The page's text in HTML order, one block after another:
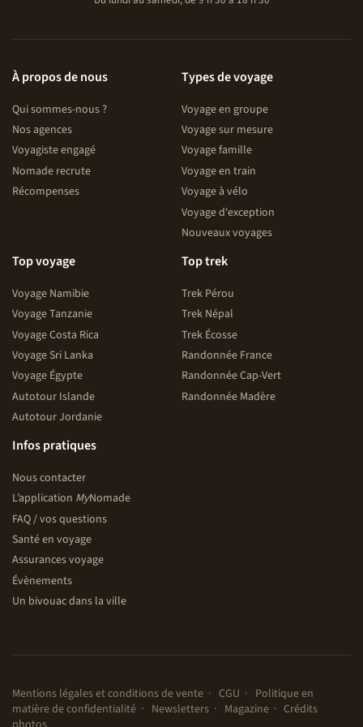
À propos de nous
Qui sommes-nous ?
Nos agences
Voyagiste engagé
Nomade recrute
Récompenses
Types de voyage
Voyage en groupe
Voyage sur mesure
Voyage famille
Voyage en train
Voyage à vélo
Voyage d'exception
Nouveaux voyages
Top voyage
Voyage Namibie
Voyage Tanzanie
Voyage Costa Rica
Voyage Sri Lanka
Voyage Égypte
Autotour Islande
Autotour Jordanie
Top trek
Trek Pérou
Trek Népal
Trek Écosse
Randonnée France
Randonnée Cap-Vert
Randonnée Madère
Infos pratiques
Nous contacter
L’application MyNomade
FAQ / vos questions
Santé en voyage
Assurances voyage
Évènements
Un bivouac dans la ville
Mentions légales et conditions de vente CGU
Politique en
matière de confidentialité
Newsletters Magazine
Crédits